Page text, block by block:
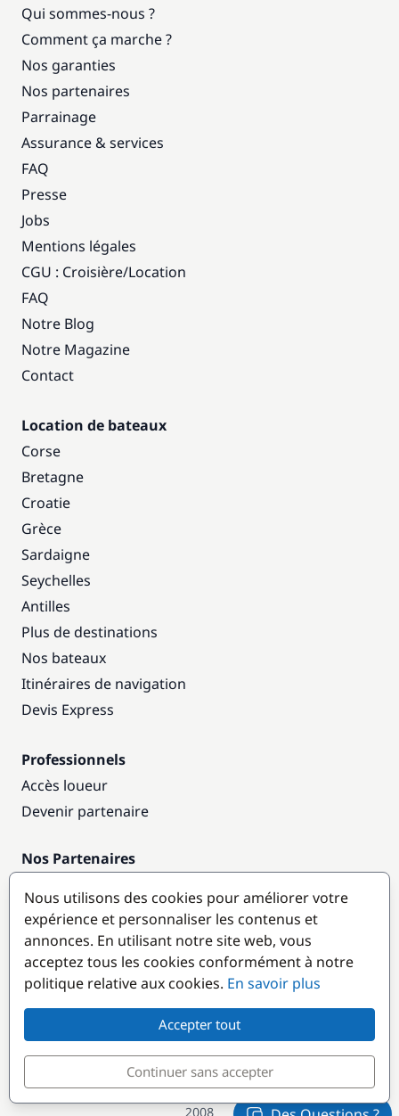
Qui sommes-nous ?
Comment ça marche ?
Nos garanties
Nos partenaires
Parrainage
Assurance & services
FAQ
Presse
Jobs
Mentions légales
CGU : Croisière/Location
FAQ
Notre Blog
Notre Magazine
Contact
Location de bateaux
Corse
Bretagne
Croatie
Grèce
Sardaigne
Seychelles
Antilles
Plus de destinations
Nos bateaux
Itinéraires de navigation
Devis Express
Professionnels
Accès loueur
Devenir partenaire
Nos Partenaires
Destinations populaires
© GlobeSailor
Croisières & Location de bateaux depuis
2008
Nous utilisons des cookies pour améliorer votre
expérience et personnaliser les contenus et
annonces. En utilisant notre site web, vous
acceptez tous les cookies conformément à notre
politique relative aux cookies. En savoir plus
Accepter tout
Continuer sans accepter